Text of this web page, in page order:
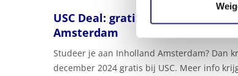
USC Deal: gratis sporten t/m 31
Amsterdam
Studeer je aan Inholland Amsterdam? Dan
december 2024 gratis bij USC. Meer info